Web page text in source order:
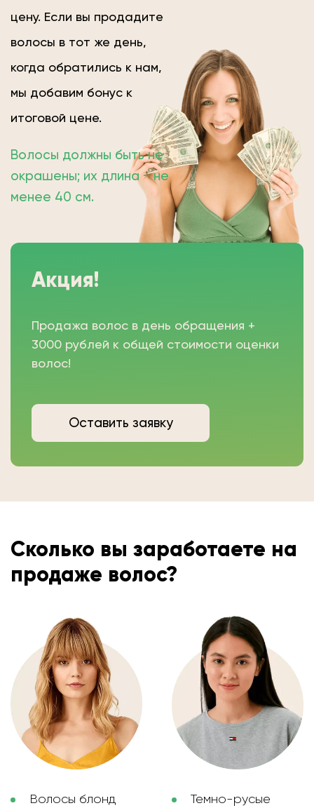
цену. Если вы продадите
волосы в тот же день,
когда обратились к нам,
мы добавим бонус к
итоговой цене.
Волосы должны быть не
окрашены; их длина − не
менее 40 см.
Акция!
Продажа волос в день обращения +
3000 рублей к общей стоимости оценки
волос!
Оставить заявку
Сколько вы заработаете на
продаже волос?
Волосы блонд
Темно-русые